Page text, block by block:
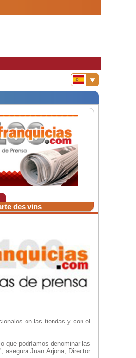
des vins
en las tiendas y con el
que podríamos denominar las
asegura Juan Arjona, Director